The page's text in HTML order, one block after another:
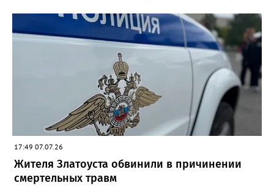
в златоустовском ОМВД. Хозяина притона задержали, он стал
фигурантом уголовного дела.
17:49 07.07.26
Жителя Златоуста обвинили в причинении
смертельных травм